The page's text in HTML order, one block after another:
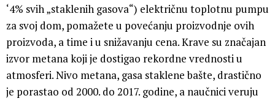
‘4% svih „staklenih gasova“) električnu toplotnu pumpu
za svoj dom, pomažete u povećanju proizvodnje ovih
proizvoda, a time i u snižavanju cena. Krave su značajan
izvor metana koji je dostigao rekordne vrednosti u
atmosferi. Nivo metana, gasa staklene bašte, drastično
je porastao od 2000. do 2017. godine, a naučnici veruju